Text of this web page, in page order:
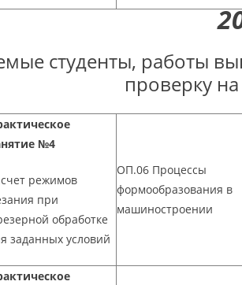
студенты, работы
проверку
№4
режимов
при
обработке
заданных условий
ОП.06 Процессы
формообразования в
машиностроении